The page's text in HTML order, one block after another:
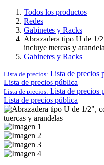
Todos los productos
Redes
Gabinetes y Racks
Abrazadera tipo U de 1/
incluye tuercas y
Gabinetes y Racks
Lista de precios: Lista de precios
Lista de precios pública
Lista de precios: Lista de precios
Lista de precios pública